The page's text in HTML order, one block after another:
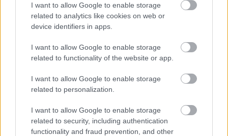
I want to allow Google to enable storage
related to analytics like cookies on web or
device identifiers in apps.
I want to allow Google to enable storage
related to functionality of the website or app.
I want to allow Google to enable storage
related to personalization.
I want to allow Google to enable storage
related to security, including authentication
functionality and fraud prevention, and other